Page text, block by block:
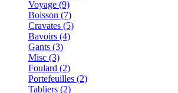
Voyage (9)
Boisson (7)
Cravates (5)
Bavoirs (4)
Gants (3)
Misc (3)
Foulard (2)
Portefeuilles (2)
Tabliers (2)